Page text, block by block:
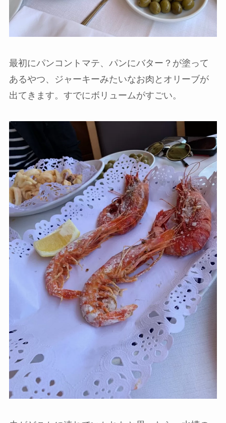
最初にパンコントマテ、パンにバター？が塗って
あるやつ、ジャーキーみたいなお肉とオリーブが
出てきます。すでにボリュームがすごい。